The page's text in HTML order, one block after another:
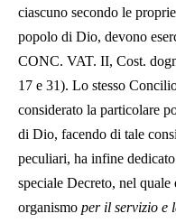
ciascuno secondo le
popolo di Dio, devono
CONC. VAT. II, Cost.
17 e 31). Lo stesso
considerato la particolare
di Dio, facendo di tale
peculiari, ha infine
speciale Decreto, nel quale
organismo per il servizio e